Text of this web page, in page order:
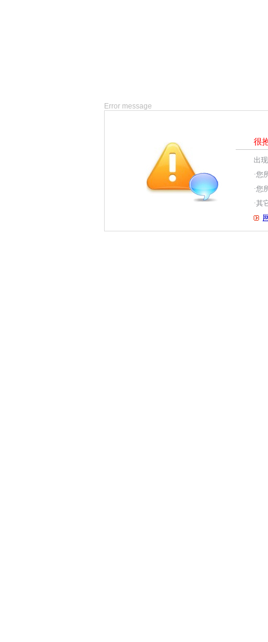
Error message
很
出
·您
·您
·其